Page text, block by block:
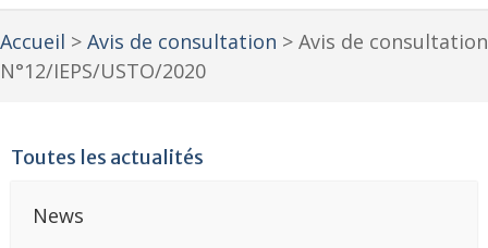
Accueil > Avis de consultation > Avis de consultation
N°12/IEPS/USTO/2020
Toutes les actualités
News